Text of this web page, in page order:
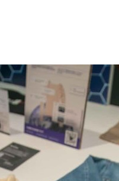
NORMATIVE
TREND
CASE HISTORY
OPINIONI